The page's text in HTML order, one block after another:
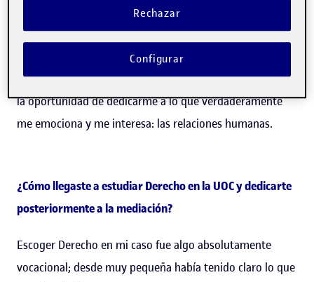
Lo cierto es que con esfuerzo y constancia he recorrido
un camino largo, a veces pesado, que me ha hecho dar
muchas vueltas, pero que, finalmente, con la orientación
y el acompañamiento de referentes me ha llevado a tener
la oportunidad de dedicarme a lo que verdaderamente
me emociona y me interesa: las relaciones humanas.
¿Cómo llegaste a estudiar Derecho en la UOC y dedicarte
posteriormente a la mediación?
Escoger Derecho en mi caso fue algo absolutamente
vocacional; desde muy pequeña había tenido claro lo que
Rechazar
Configurar